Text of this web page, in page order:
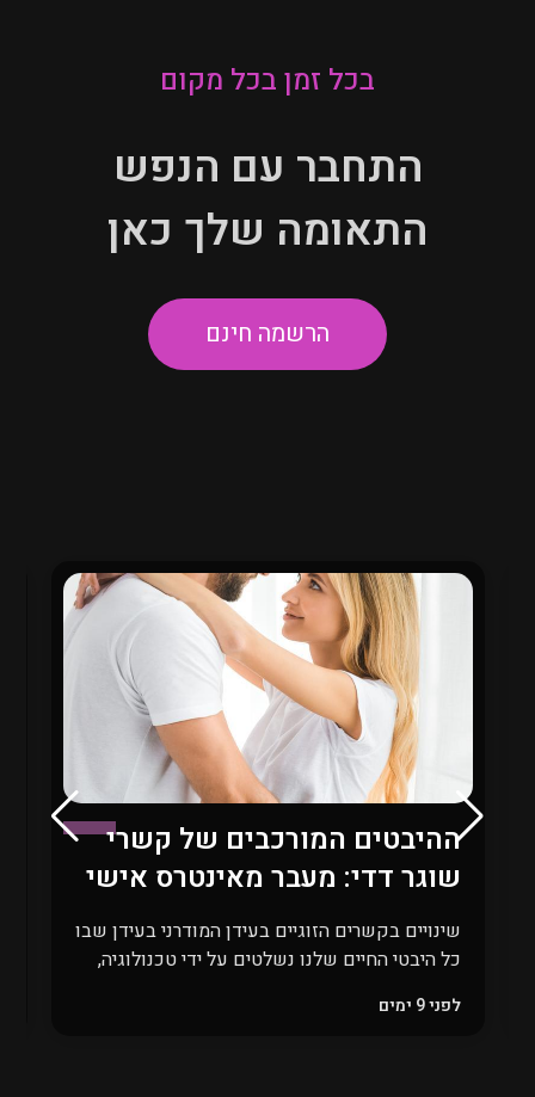
בכל זמן בכל מקום
התחבר עם הנפש
התאומה שלך כאן
הרשמה חינם
ההיבטים המורכבים של קשרי
שוגר דדי: מעבר מאינטרס אישי
לאתיקה חברתית
שינויים בקשרים הזוגיים בעידן המודרני בעידן שבו
כל היבטי החיים שלנו נשלטים על ידי טכנולוגיה,
הזוגיים עוברים שינוי מהותי. אחד הקשרים
לפני 9 ימים